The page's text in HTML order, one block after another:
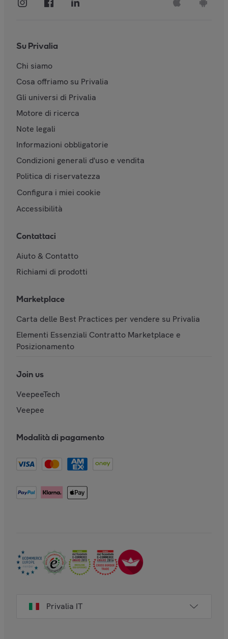
Su Privalia
Chi siamo
Cosa offriamo su Privalia
Gli universi di Privalia
Motore di ricerca
Note legali
Informazioni obbligatorie
Condizioni generali d'uso e vendita
Politica di riservatezza
Configura i miei cookie
Accessibilità
Contattaci
Aiuto & Contatto
Richiami di prodotti
Marketplace
Carta delle Best Practices per vendere su Privalia
Elementi Essenziali Contratto Marketplace e
Posizionamento
Join us
VeepeeTech
Veepee
Modalità di pagamento
Privalia IT